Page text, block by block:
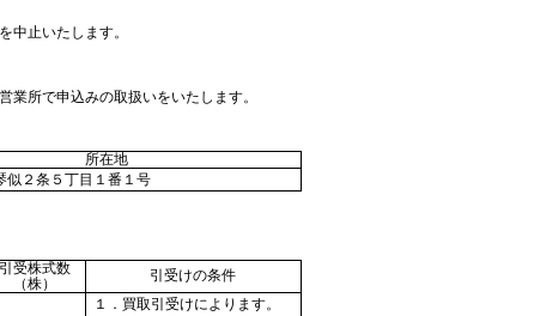
中止いたします。
所で申込みの取扱いをいたします。
所在地
似２条５丁目１番１号
引受株式数
（株）
引受けの条件
１．買取引受けによります。